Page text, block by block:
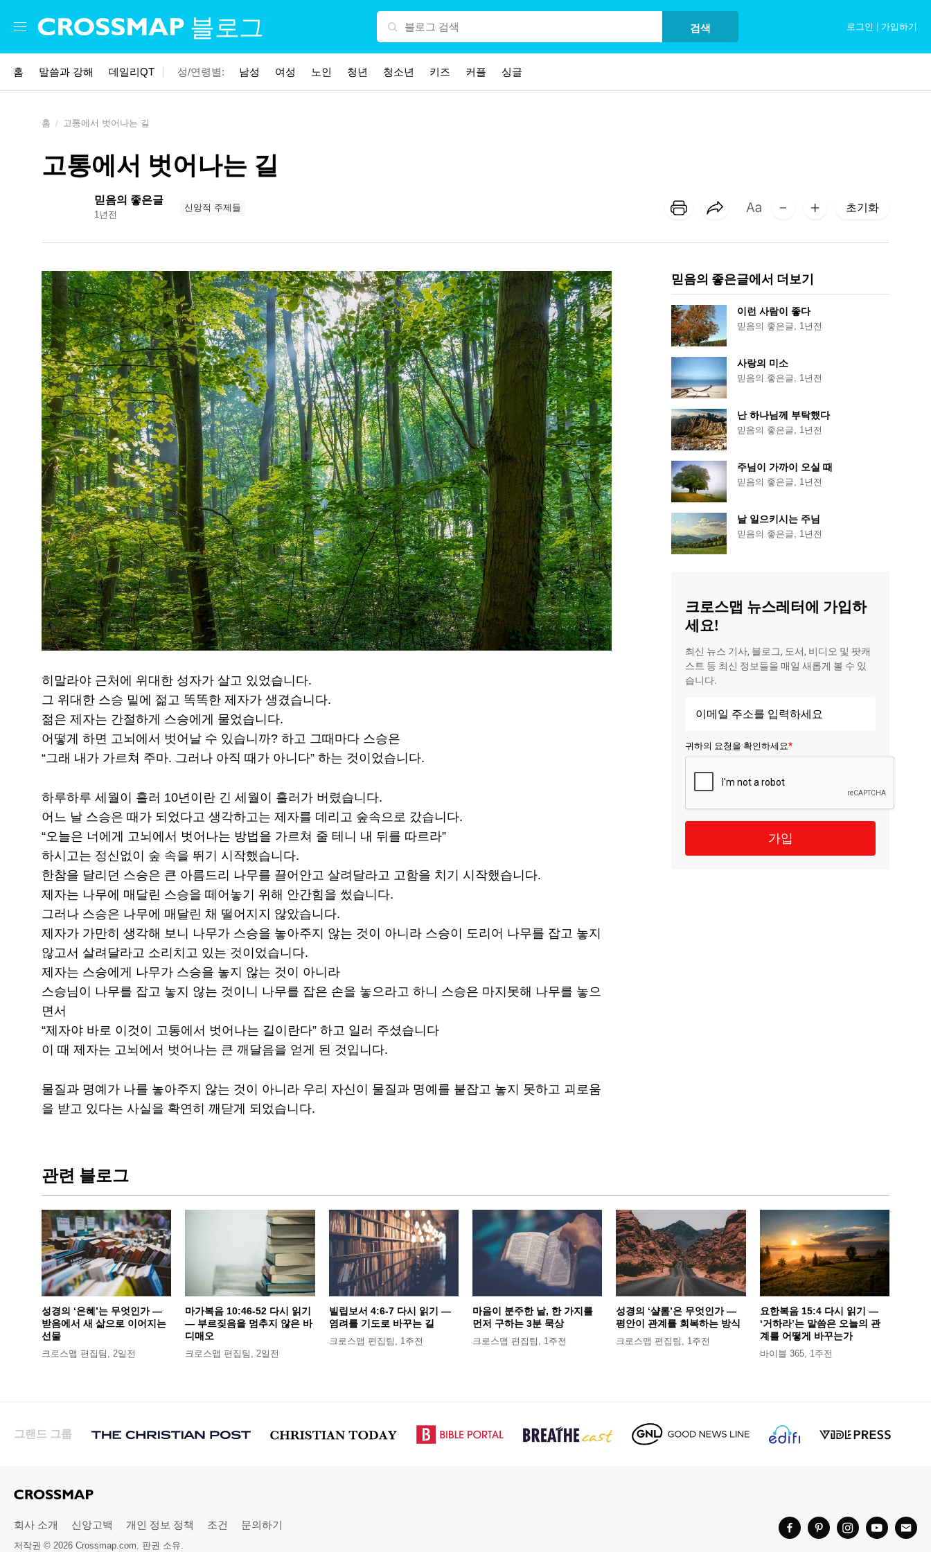
블로그 검색 로그인 | 가입하기
홈 말씀과 강해 데일리QT 성/연령별: 남성 여성 노인 청년 청소년 키즈 커플 싱글
홈 고통에서 벗어나는 길
고통에서 벗어나는 길
믿음의 좋은글
1년전
신앙적 주제들 초기화
히말라야 근처에 위대한 성자가 살고 있었습니다.
그 위대한 스승 밑에 젊고 똑똑한 제자가 생겼습니다.
젊은 제자는 간절하게 스승에게 물었습니다.
어떻게 하면 고뇌에서 벗어날 수 있습니까? 하고 그때마다 스승은
“그래 내가 가르쳐 주마. 그러나 아직 때가 아니다” 하는 것이었습니다.
하루하루 세월이 흘러 10년이란 긴 세월이 흘러가 버렸습니다.
어느 날 스승은 때가 되었다고 생각하고는 제자를 데리고 숲속으로 갔습니다.
“오늘은 너에게 고뇌에서 벗어나는 방법을 가르쳐 줄 테니 내 뒤를 따르라”
하시고는 정신없이 숲 속을 뛰기 시작했습니다.
한참을 달리던 스승은 큰 아름드리 나무를 끌어안고 살려달라고 고함을 치기 시작했습니다.
제자는 나무에 매달린 스승을 떼어놓기 위해 안간힘을 썼습니다.
그러나 스승은 나무에 매달린 채 떨어지지 않았습니다.
제자가 가만히 생각해 보니 나무가 스승을 놓아주지 않는 것이 아니라 스승이 도리어 나무를 잡고 놓지
않고서 살려달라고 소리치고 있는 것이었습니다.
제자는 스승에게 나무가 스승을 놓지 않는 것이 아니라
스승님이 나무를 잡고 놓지 않는 것이니 나무를 잡은 손을 놓으라고 하니 스승은 마지못해 나무를 놓으
면서
“제자야 바로 이것이 고통에서 벗어나는 길이란다” 하고 일러 주셨습니다
이 때 제자는 고뇌에서 벗어나는 큰 깨달음을 얻게 된 것입니다.
물질과 명예가 나를 놓아주지 않는 것이 아니라 우리 자신이 물질과 명예를 붙잡고 놓지 못하고 괴로움
을 받고 있다는 사실을 확연히 깨닫게 되었습니다.
믿음의 좋은글에서 더보기
이런 사람이 좋다
믿음의 좋은글 1년전
사랑의 미소
믿음의 좋은글 1년전
난 하나님께 부탁했다
믿음의 좋은글 1년전
주님이 가까이 오실 때
믿음의 좋은글 1년전
날 일으키시는 주님
믿음의 좋은글 1년전
크로스맵 뉴스레터에 가입하
세요!
최신 뉴스 기사, 블로그, 도서, 비디오 및 팟캐
스트 등 최신 정보들을 매일 새롭게 볼 수 있
습니다.
귀하의 요청을 확인하세요*
가입
관련 블로그
성경의 ‘은혜’는 무엇인가 —
받음에서 새 삶으로 이어지는
선물
크로스맵 편집팀 , 2일전
마가복음 10:46-52 다시 읽기
— 부르짖음을 멈추지 않은 바
디매오
크로스맵 편집팀 ,2일전
빌립보서 4:6-7 다시 읽기 —
염려를 기도로 바꾸는 길
크로스맵 편집팀 , 1주전
마음이 분주한 날, 한 가지를
먼저 구하는 3분 묵상
크로스맵 편집팀 , 1주전
성경의 ‘샬롬’은 무엇인가 —
평안이 관계를 회복하는 방식
크로스맵 편집팀 , 1주전
요한복음 15:4 다시 읽기 —
‘거하라’는 말씀은 오늘의 관
계를 어떻게 바꾸는가
바이블 365, 1주전
그랜드 그룹
회사 소개 신앙고백 개인 정보 정책 조건 문의하기
저작권 © 2026 Crossmap.com. 판권 소유.